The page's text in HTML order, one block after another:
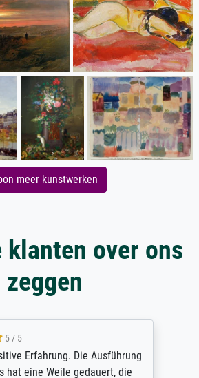
meer kunstwerken
klanten over ons
zeggen
5 / 5
Erfahrung. Die Ausführung
hat eine Weile gedauert, die